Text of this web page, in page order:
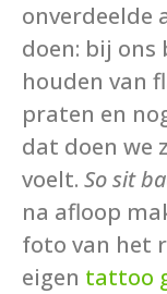
onverdeelde
doen: bij ons
houden van
praten en
dat doen we
voelt. So sit
na afloop
foto van het
eigen tattoo